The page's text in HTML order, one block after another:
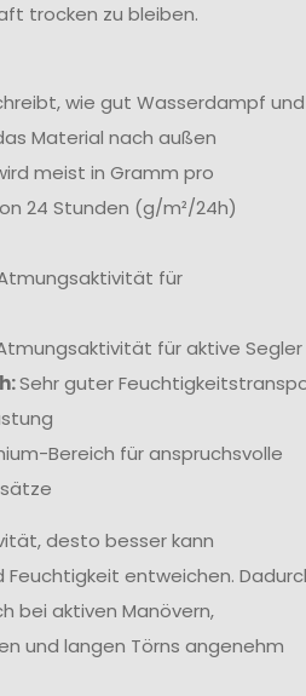
trocken zu bleiben.
wie gut Wasserdampf und
Material nach außen
meist in Gramm pro
24 Stunden (g/m²/24h)
für
für aktive Segler
Sehr guter
Bereich für anspruchsvolle
desto besser kann
Feuchtigkeit entweichen.
bei aktiven Manövern,
und langen Törns angenehm